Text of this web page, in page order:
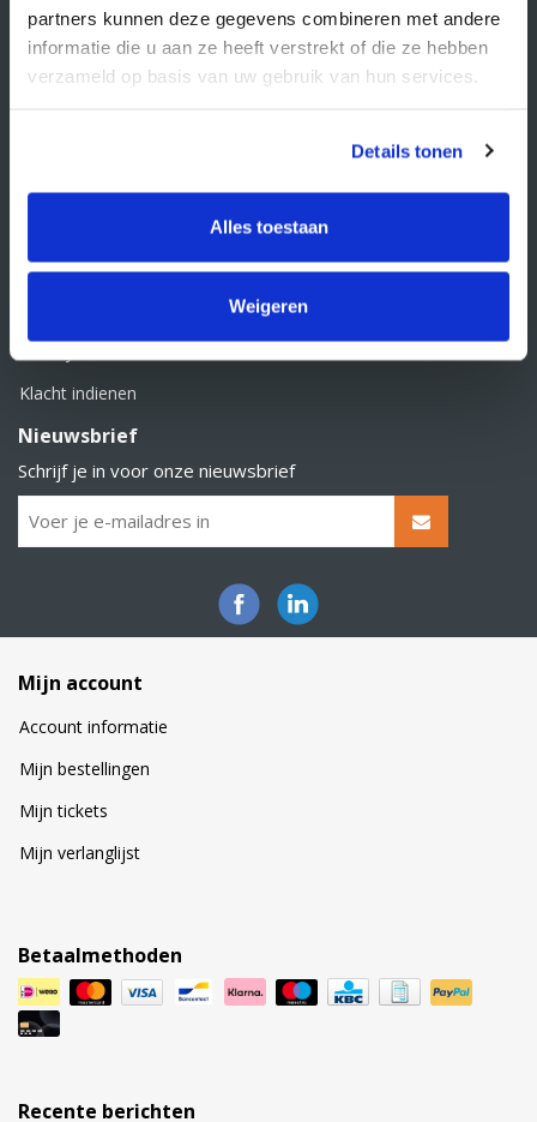
partners kunnen deze gegevens combineren met andere
informatie die u aan ze heeft verstrekt of die ze hebben
verzameld op basis van uw gebruik van hun services.
Details tonen
Alles toestaan
Weigeren
KvK nummer: 66384737
Retourbeleid
Klacht indienen
Nieuwsbrief
Schrijf je in voor onze nieuwsbrief
Mijn account
Account informatie
Mijn bestellingen
Mijn tickets
Mijn verlanglijst
Betaalmethoden
Recente berichten